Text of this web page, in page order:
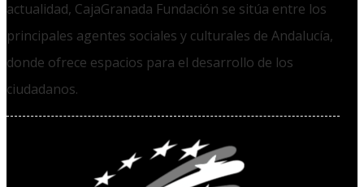
actualidad, CajaGranada Fundación se sitúa entre los
principales agentes sociales y culturales de Andalucía,
donde ofrece espacios para el desarrollo de los
ciudadanos.